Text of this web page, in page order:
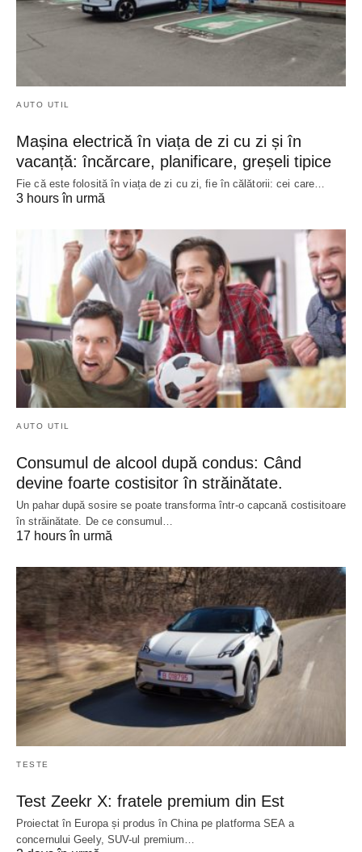
AUTO UTIL
Mașina electrică în viața de zi cu zi și în
vacanță: încărcare, planificare, greșeli tipice
Fie că este folosită în viața de zi cu zi, fie în călătorii: cei care…
3 hours în urmă
AUTO UTIL
Consumul de alcool după condus: Când
devine foarte costisitor în străinătate.
Un pahar după sosire se poate transforma într-o capcană costisitoare
în străinătate. De ce consumul…
17 hours în urmă
TESTE
Test Zeekr X: fratele premium din Est
Proiectat în Europa și produs în China pe platforma SEA a
concernului Geely, SUV-ul premium…